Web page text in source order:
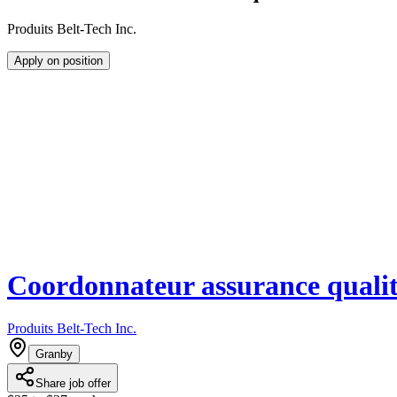
Produits Belt-Tech Inc.
Apply on position
Coordonnateur assurance
Produits Belt-Tech Inc.
Granby
Share job offer